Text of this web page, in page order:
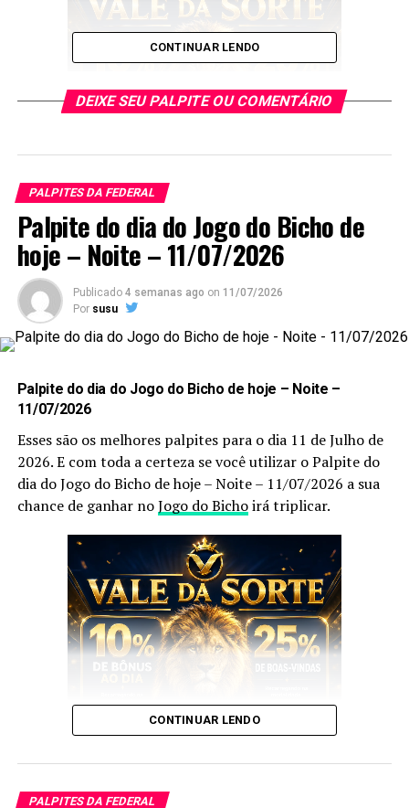
E esses palpites são os melhores que encontrará no
Google.
Dessa forma, para acompanhar previsões atualizadas
diariamente, acesse também a página de palpites do
jogo do bicho hoje.
Confira Aqui
Não deixe de anotar.
você faça o jogo perfeito, e aumente a sua
probabilidade de ganhar nojogo do bichono dia
Após anotar as nossas dicas e os nossos
CONTINUAR LENDO
DEIXE SEU PALPITE OU COMENTÁRIO
PALPITES DA FEDERAL
Palpite do dia do Jogo do Bicho de
hoje – Noite – 11/07/2026
Publicado 4 semanas ago on 11/07/2026
Por susu
Palpite do dia do Jogo do Bicho de hoje – Noite –
11/07/2026
Esses são os melhores palpites para o dia 11 de Julho de
2026. E com toda a certeza se você utilizar o Palpite do
dia do Jogo do Bicho de hoje – Noite – 11/07/2026 a sua
chance de ganhar noJogo do Bichoirá triplicar.
Google.
CONTINUAR LENDO
PALPITES DA FEDERAL